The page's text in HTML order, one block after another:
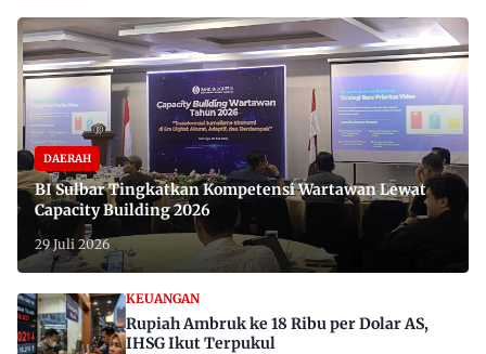
DAERAH
BI Sulbar Tingkatkan Kompetensi Wartawan Lewat
Capacity Building 2026
29 Juli 2026
KEUANGAN
Rupiah Ambruk ke 18 Ribu per Dolar AS,
IHSG Ikut Terpukul